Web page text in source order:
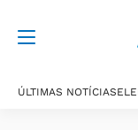
ÚLTIMAS NOTÍCIAS